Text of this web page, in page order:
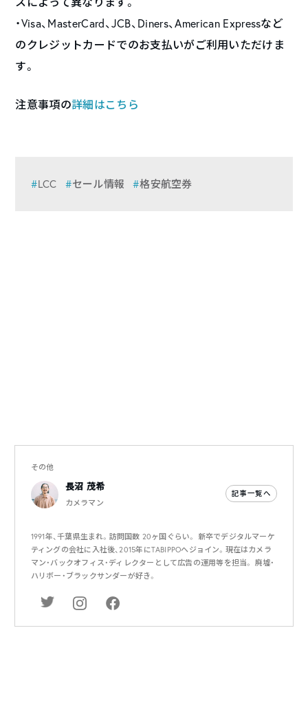
・Visa、MasterCard、JCB、Diners、American Expressなど
のクレジットカードでのお支払いがご利用いただけま
す。
注意事項の詳細はこちら
LCC セール情報 格安航空券
その他
長沼 茂希
カメラマン
記事一覧へ
1991年、千葉県生まれ。訪問国数 20ヶ国ぐらい。 新卒でデジタルマーケ
ティングの会社に入社後、2015年にTABIPPOへジョイン。現在はカメラ
マン・バックオフィス・ディレクターとして広告の運用等を担当。 廃墟・
ハリボー・ブラックサンダーが好き。